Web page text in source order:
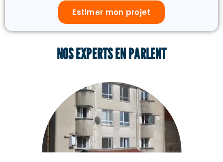
Estimer mon projet
NOS EXPERTS EN PARLENT